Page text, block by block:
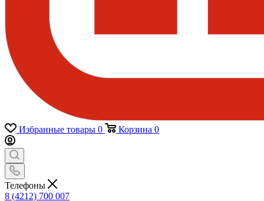
Избранные товары 0 Корзина 0
Телефоны
8 (4212) 700 007